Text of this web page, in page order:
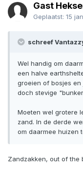
Gast
Geplaatst: 15
schreef
Wel handig om
een halve
groeien of bosjes
doch stevige
Moeten wel grotere
zand. In de derde
om daarmee huizen
Zandzakken, out of the